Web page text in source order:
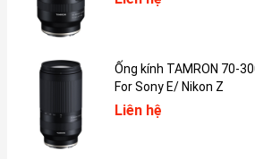
thích và các tài liệu.
Ống kính TAMRON 70-300mm F4.5-6.3 Di III RXD
For Sony E/ Nikon Z
Liên hệ